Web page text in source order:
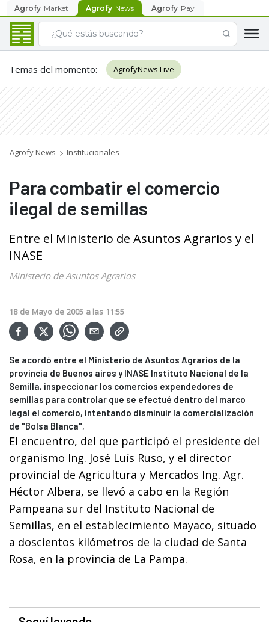
Agrofy Market Agrofy News Agrofy Pay
Temas del momento: AgrofyNews Live
Agrofy News Institucionales
Para combatir el comercio
ilegal de semillas
Entre el Ministerio de Asuntos Agrarios y el
INASE
Ministerio de Asuntos Agrarios
18 de Mayo de 2005 a las 11:55
Se acordó entre el Ministerio de Asuntos Agrarios de la
provincia de Buenos aires y INASE Instituto Nacional de la
Semilla, inspeccionar los comercios expendedores de
semillas para controlar que se efectué dentro del marco
legal el comercio, intentando disminuir la comercialización
de "Bolsa Blanca",
El encuentro, del que participó el presidente del
organismo Ing. José Luís Ruso, y el director
provincial de Agricultura y Mercados Ing. Agr.
Héctor Albera, se llevó a cabo en la Región
Pampeana sur del Instituto Nacional de
Semillas, en el establecimiento Mayaco, situado
a doscientos kilómetros de la ciudad de Santa
Rosa, en la provincia de La Pampa.